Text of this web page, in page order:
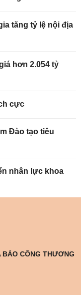
tăng tỷ lệ nội địa
hơn 2.054 tỷ
cực
Đào tạo tiêu
nhân lực khoa
BÁO CÔNG THƯƠNG